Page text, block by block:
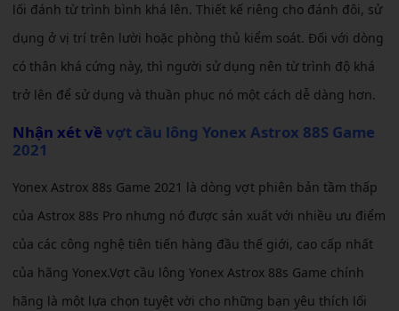
lối đánh từ trình bình khá lên. Thiết kế riêng cho đánh đôi, sử
dụng ở vị trí trên lười hoặc phòng thủ kiểm soát. Đối với dòng
có thân khá cứng này, thì người sử dụng nên từ trình độ khá
trở lên để sử dụng và thuần phục nó một cách dễ dàng hơn.
Nhận xét về vợt cầu lông Yonex Astrox 88S Game
2021
Yonex Astrox 88s Game 2021 là dòng vợt phiên bản tầm thấp
của Astrox 88s Pro nhưng nó được sản xuất với nhiều ưu điểm
của các công nghệ tiên tiến hàng đầu thế giới, cao cấp nhất
của hãng Yonex.Vợt cầu lông Yonex Astrox 88s Game chính
hãng là một lựa chọn tuyệt vời cho những bạn yêu thích lối